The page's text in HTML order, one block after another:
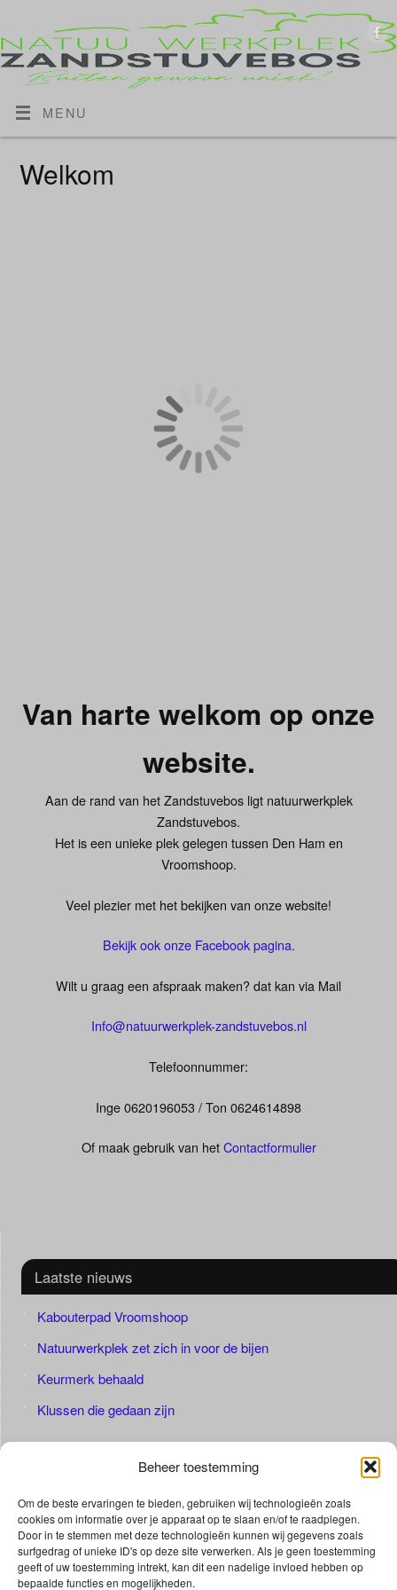
Beheer toestemming
Om de beste ervaringen te bieden, gebruiken wij technologieën zoals
cookies om informatie over je apparaat op te slaan en/of te raadplegen.
Door in te stemmen met deze technologieën kunnen wij gegevens zoals
surfgedrag of unieke ID's op deze site verwerken. Als je geen toestemming
geeft of uw toestemming intrekt, kan dit een nadelige invloed hebben op
bepaalde functies en mogelijkheden.
MENU
Welkom
Van harte welkom op onze
website.
Aan de rand van het Zandstuvebos ligt natuurwerkplek
Zandstuvebos.
Het is een unieke plek gelegen tussen Den Ham en
Vroomshoop.
Veel plezier met het bekijken van onze website!
Bekijk ook onze Facebook pagina.
Wilt u graag een afspraak maken? dat kan via Mail
Info@natuurwerkplek-zandstuvebos.nl
Telefoonnummer:
Inge 0620196053 / Ton 0624614898
Of maak gebruik van hetContactformulier
Laatste nieuws
Kabouterpad Vroomshoop
Natuurwerkplek zet zich in voor de bijen
Keurmerk behaald
Klussen die gedaan zijn